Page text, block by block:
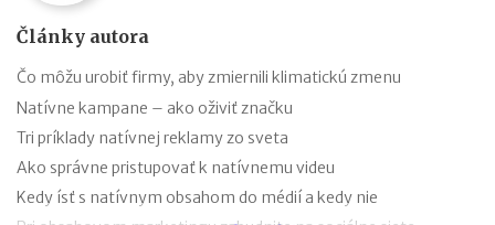
Články autora
Čo môžu urobiť firmy, aby zmiernili klimatickú zmenu
Natívne kampane – ako oživiť značku
Tri príklady natívnej reklamy zo sveta
Ako správne pristupovať k natívnemu videu
Kedy ísť s natívnym obsahom do médií a kedy nie